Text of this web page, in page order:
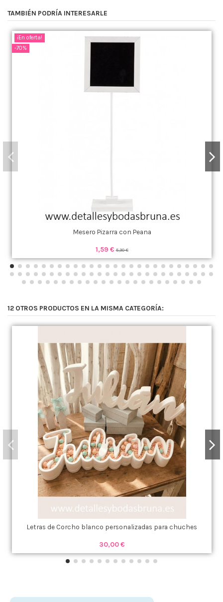
TAMBIÉN PODRÍA INTERESARLE
¡En oferta!
-70%
Mesero Pizarra con Peana
1,59 €5,30 €
12 OTROS PRODUCTOS EN LA MISMA CATEGORÍA:
Letras de Corcho blanco personalizadas para chuches
30,00 €